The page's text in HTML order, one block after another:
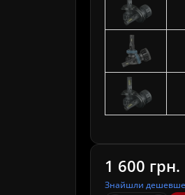
1 600 грн.
Знайшли